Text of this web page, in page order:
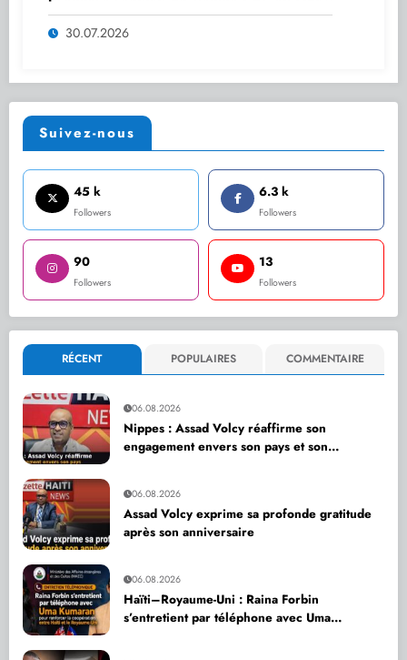
et signe le mémorandum du Comité de
pilotage
30.07.2026
Suivez-nous
45 k
Followers
6.3 k
Followers
90
Followers
13
Followers
RÉCENT POPULAIRES COMMENTAIRE
06.08.2026
Nippes : Assad Volcy réaffirme son
engagement envers son pays et son
06.08.2026
Assad Volcy exprime sa profonde gratitude
après son anniversaire
06.08.2026
Haïti–Royaume-Uni : Raina Forbin
s’entretient par téléphone avec Uma